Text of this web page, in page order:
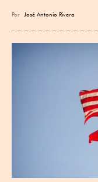
Por José Antonio Rivera